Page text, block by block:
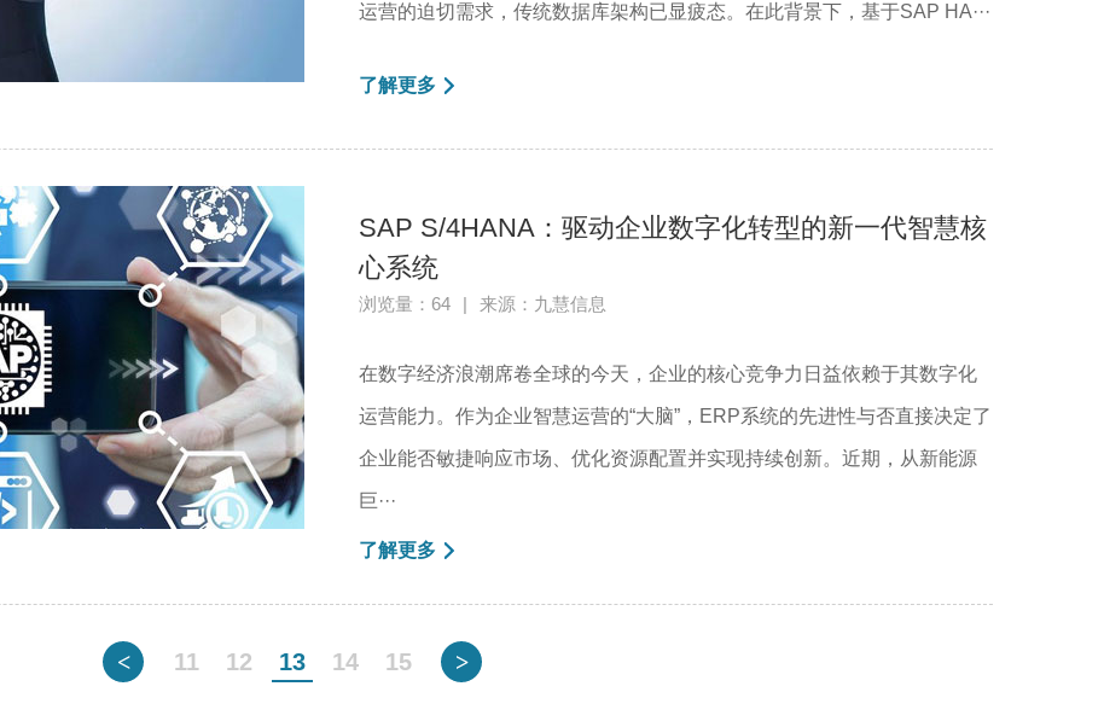
运营的迫切需求，传统数据库架构已显疲态。在此背景下，基于SAP HA···
了解更多
SAP S/4HANA：驱动企业数字化转型的新一代智慧核
心系统
浏览量：64 | 来源：九慧信息
在数字经济浪潮席卷全球的今天，企业的核心竞争力日益依赖于其数字化
运营能力。作为企业智慧运营的“大脑”，ERP系统的先进性与否直接决定了
企业能否敏捷响应市场、优化资源配置并实现持续创新。近期，从新能源
巨···
了解更多
< 11 12 13 14 15 >